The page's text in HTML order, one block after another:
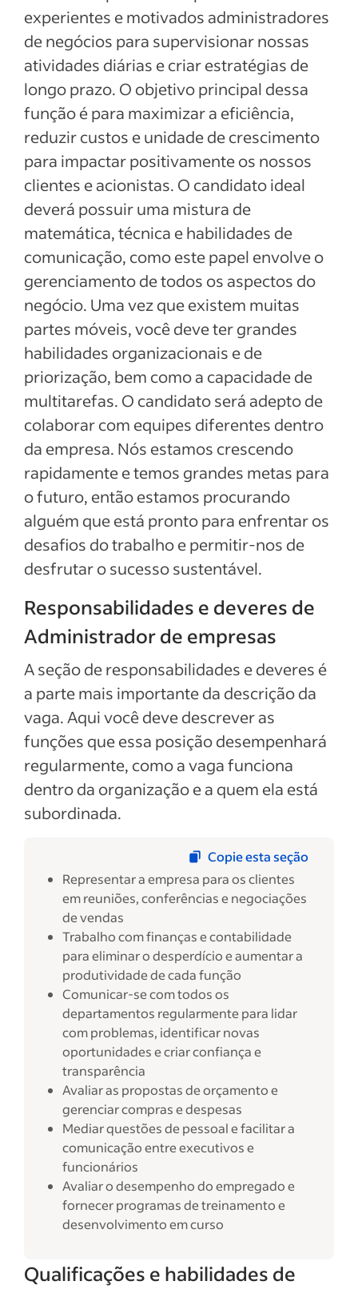
experientes e motivados administradores
de negócios para supervisionar nossas
atividades diárias e criar estratégias de
longo prazo. O objetivo principal dessa
função é para maximizar a eficiência,
reduzir custos e unidade de crescimento
para impactar positivamente os nossos
clientes e acionistas. O candidato ideal
deverá possuir uma mistura de
matemática, técnica e habilidades de
comunicação, como este papel envolve o
gerenciamento de todos os aspectos do
negócio. Uma vez que existem muitas
partes móveis, você deve ter grandes
habilidades organizacionais e de
priorização, bem como a capacidade de
multitarefas. O candidato será adepto de
colaborar com equipes diferentes dentro
da empresa. Nós estamos crescendo
rapidamente e temos grandes metas para
o futuro, então estamos procurando
alguém que está pronto para enfrentar os
desafios do trabalho e permitir-nos de
desfrutar o sucesso sustentável.
Responsabilidades e deveres de
Administrador de empresas
A seção de responsabilidades e deveres é
a parte mais importante da descrição da
vaga. Aqui você deve descrever as
funções que essa posição desempenhará
regularmente, como a vaga funciona
dentro da organização e a quem ela está
subordinada.
Copie esta seção
Representar a empresa para os clientes
em reuniões, conferências e negociações
de vendas
Trabalho com finanças e contabilidade
para eliminar o desperdício e aumentar a
produtividade de cada função
Comunicar-se com todos os
departamentos regularmente para lidar
com problemas, identificar novas
oportunidades e criar confiança e
transparência
Avaliar as propostas de orçamento e
gerenciar compras e despesas
Mediar questões de pessoal e facilitar a
comunicação entre executivos e
funcionários
Avaliar o desempenho do empregado e
fornecer programas de treinamento e
desenvolvimento em curso
Qualificações e habilidades de